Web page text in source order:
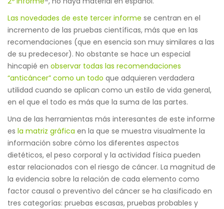
Las novedades de este tercer informe se centran en el
incremento de las pruebas científicas, más que en las
recomendaciones (que en esencia son muy similares a las
de su predecesor). No obstante se hace un especial
hincapié en observar todas las recomendaciones
“anticáncer” como un todo que adquieren verdadera
utilidad cuando se aplican como un estilo de vida general,
en el que el todo es más que la suma de las partes.
Una de las herramientas más interesantes de este informe
es la matriz gráfica en la que se muestra visualmente la
información sobre cómo los diferentes aspectos
dietéticos, el peso corporal y la actividad física pueden
estar relacionados con el riesgo de cáncer. La magnitud de
la evidencia sobre la relación de cada elemento como
factor causal o preventivo del cáncer se ha clasificado en
tres categorías: pruebas escasas, pruebas probables y